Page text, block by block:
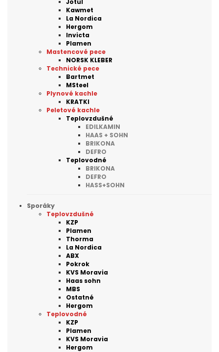
Kawmet
La Nordica
Hergom
Invicta
Plamen
Mastencové pece
NORSK KLEBER
Technické pece
Bartmet
MSteel
Plynové kachle
KRATKI
Peletové kachle
Teplovzdušné
EDILKAMIN
HAAS + SOHN
BRIKONA
DEFRO
Teplovodné
BRIKONA
DEFRO
HASS+SOHN
Sporáky
Teplovzdušné
KZP
Plamen
Thorma
La Nordica
ABX
Pokrok
KVS Moravia
Haas sohn
MBS
Ostatné
Hergom
Teplovodné
KZP
Plamen
KVS Moravia
Hergom